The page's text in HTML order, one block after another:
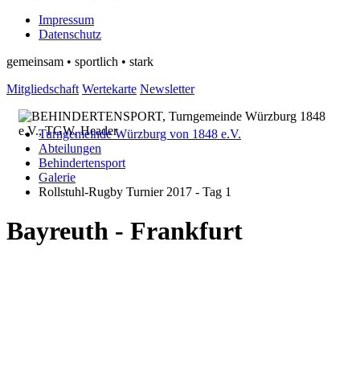
Impressum
Datenschutz
gemeinsam • sportlich • stark
Mitgliedschaft Wertekarte Newsletter
Turngemeinde Würzburg von 1848 e.V.
Abteilungen
Behindertensport
Galerie
Rollstuhl-Rugby Turnier 2017 - Tag 1
Bayreuth - Frankfurt